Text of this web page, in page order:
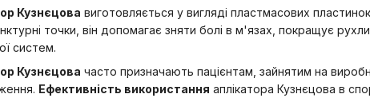
Кузнєцова виготовляється у вигляді пластмасових
точки, він допомагає зняти болі в м'язах, покращує
систем.
Кузнєцова часто призначають пацієнтам, зайнятим на
Ефективність використання аплікатора Кузнєцова в